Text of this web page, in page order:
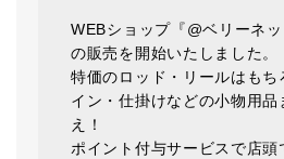
WEBショップ『@ベリーネ
の販売を開始いたしました。
特価のロッド・リールはもち
イン・仕掛けなどの小物用品
え！
ポイント付与サービスで店頭